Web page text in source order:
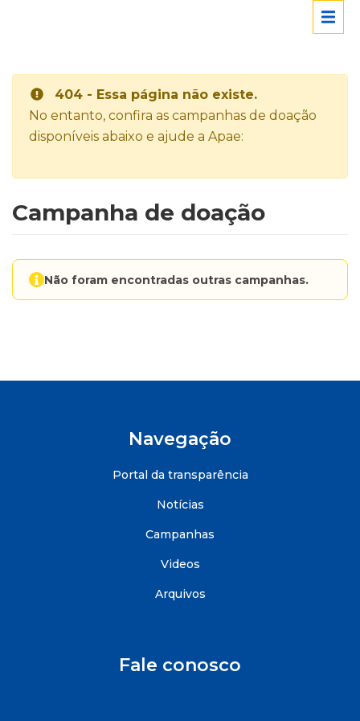
404 - Essa página não existe.
No entanto, confira as campanhas de doação
disponíveis abaixo e ajude a Apae:
Campanha de doação
Não foram encontradas outras campanhas.
Navegação
Portal da transparência
Notícias
Campanhas
Videos
Arquivos
Fale conosco